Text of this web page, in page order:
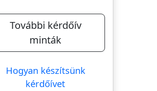
További kérdőív
minták
Hogyan készítsünk
kérdőívet